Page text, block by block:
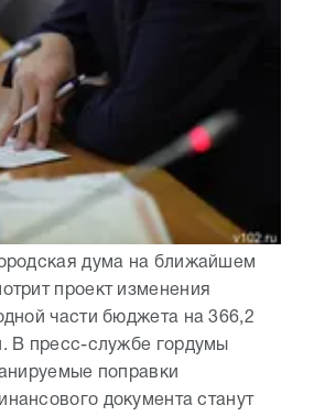
дума на ближайшем
проект изменения
части бюджета на 366,2
В пресс-службе гордумы
поправки
документа станут